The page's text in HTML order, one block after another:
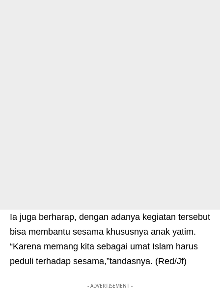
Ia juga berharap, dengan adanya kegiatan tersebut
bisa membantu sesama khususnya anak yatim.
“Karena memang kita sebagai umat Islam harus
peduli terhadap sesama,”tandasnya. (Red/Jf)
- ADVERTISEMENT -